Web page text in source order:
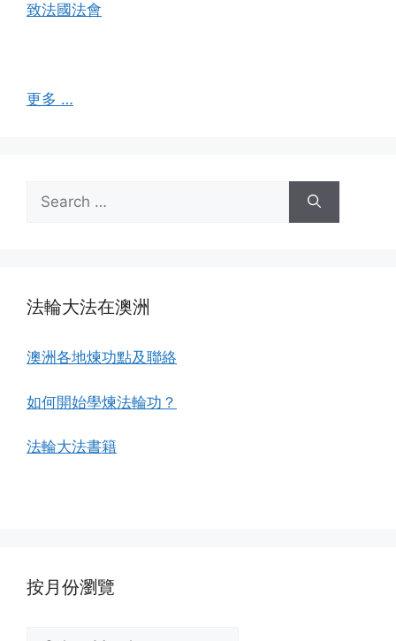
致法國法會
更多 …
Search
for:
法輪大法在澳洲
澳洲各地煉功點及聯絡
如何開始學煉法輪功？
法輪大法書籍
按月份瀏覽